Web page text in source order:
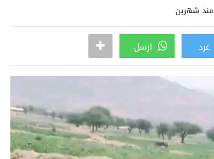
منذ شهرين
غرد ارسل